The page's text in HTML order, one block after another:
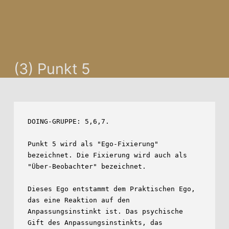
(3) Punkt 5
DOING-GRUPPE: 5,6,7.
Punkt 5 wird als "Ego-Fixierung"
bezeichnet. Die Fixierung wird auch als
"Über-Beobachter" bezeichnet.
Dieses Ego entstammt dem Praktischen Ego,
das eine Reaktion auf den
Anpassungsinstinkt ist. Das psychische
Gift des Anpassungsinstinkts, das